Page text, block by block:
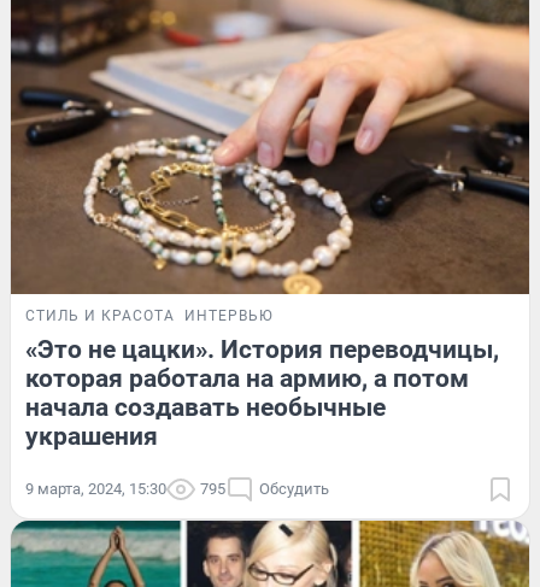
СТИЛЬ И КРАСОТА ИНТЕРВЬЮ
«Это не цацки». История переводчицы,
которая работала на армию, а потом
начала создавать необычные
украшения
9 марта, 2024, 15:30 795 Обсудить